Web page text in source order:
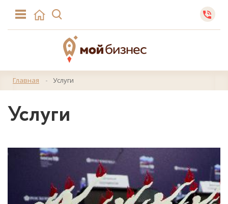
Главная Услуги
Услуги